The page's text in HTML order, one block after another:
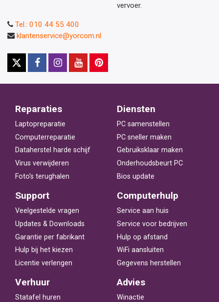
vervoer.
Tel.: 010 44 55 400
klantenservice@yorcom.nl
Reparaties
Laptopreparatie
Computerreparatie
Dataherstel harde schijf
Virus verwijderen
Foto's terughalen
Diensten
PC samenstellen
PC sneller maken
Gebruiksklaar maken
Onderhoudsbeurt PC
Bios update
Support
Veelgestelde vragen
Updates & Downloads
Garantie per fabrikant
Hulp bij het kiezen
Licentie verlengen
Computerhulp
Service aan huis
Service voor bedrijven
Hulp op afstand
WiFi aansluiten
Gegevens herstellen
Verhuur
Statafel huren
Advies
Winactie